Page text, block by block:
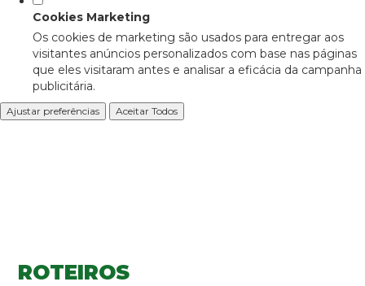
Cookies Marketing
Os cookies de marketing são usados para entregar aos
visitantes anúncios personalizados com base nas páginas
que eles visitaram antes e analisar a eficácia da campanha
publicitária.
Ajustar preferências Aceitar Todos
ROTEIROS